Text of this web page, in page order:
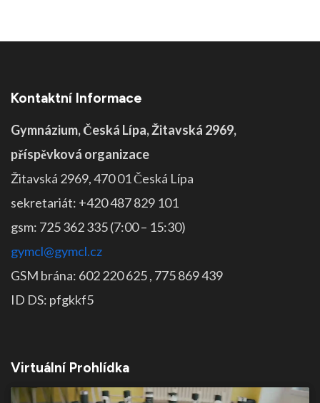
Kontaktní Informace
Gymnázium, Česká Lípa, Žitavská 2969,
příspěvková organizace
Žitavská 2969, 470 01 Česká Lípa
sekretariát: +420 487 829 101
gsm: 725 362 335 (7:00 – 15:30)
gymcl@gymcl.cz
GSM brána: 602 220 625 , 775 869 439
ID DS: pfgkkf5
Virtuální Prohlídka